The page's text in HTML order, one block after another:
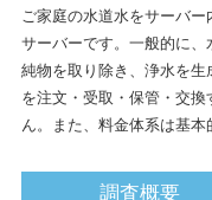
ご家庭の水道水をサーバ
サーバーです。一般的に
純物を取り除き、浄水を
を注文・受取・保管・交
ん。また、料金体系は基本
調査概要